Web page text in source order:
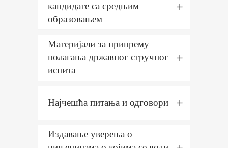
кандидате са средњим
образовањем
Материјали за припрему
полагања државног стручног
испита
Најчешћа питања и одговори
Издавање уверења о